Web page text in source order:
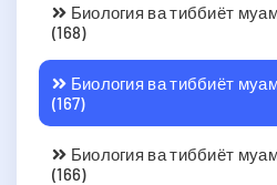
Биология ва тиббиёт
(168)
Биология ва тиббиёт
(167)
Биология ва тиббиёт
(166)